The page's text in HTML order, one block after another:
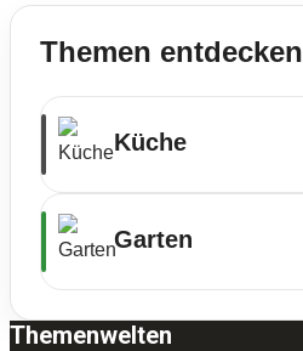
Themen entdecken
Küche
Garten
Themenwelten